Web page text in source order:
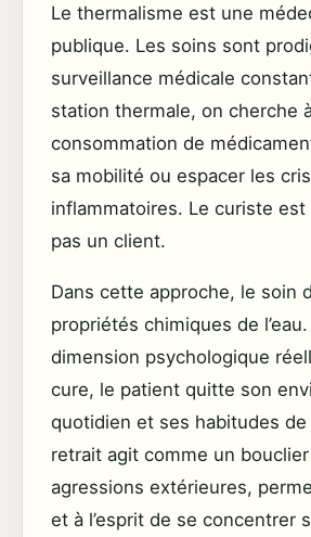
Le thermalisme est une
publique. Les soins sont
surveillance médicale
station thermale, on cherche
consommation de
sa mobilité ou espacer les
inflammatoires. Le curiste
pas un client.
Dans cette approche, le soin
propriétés chimiques de
dimension psychologique
cure, le patient quitte son
quotidien et ses habitudes de
retrait agit comme un
agressions extérieures,
et à l’esprit de se concentrer